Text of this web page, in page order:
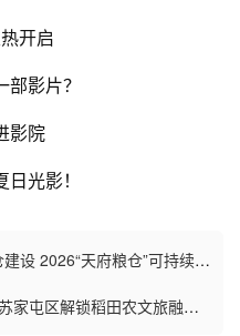
开启
影片？
影院
光影！
设 2026“天府粮仓”可持续发
家屯区解锁稻田农文旅融合